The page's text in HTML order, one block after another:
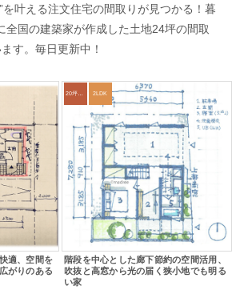
を叶える注文住宅の間取りが見つかる！暮
全国の建築家が作成した土地24坪の間取
す。毎日更新中！
適、空間を
がりのある
20坪以下 2LDK
階段を中心とした廊下節約の空間活用、
吹抜と高窓から光の届く狭小地でも明る
い家